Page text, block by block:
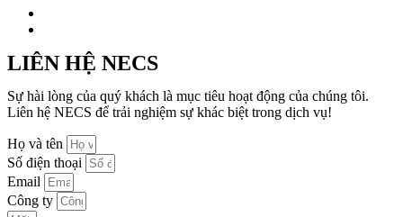
LIÊN HỆ NECS
Sự hài lòng của quý khách là mục tiêu hoạt động của chúng tôi.
Liên hệ NECS để trải nghiệm sự khác biệt trong dịch vụ!
Họ và tên
Số điện thoại
Email
Công ty